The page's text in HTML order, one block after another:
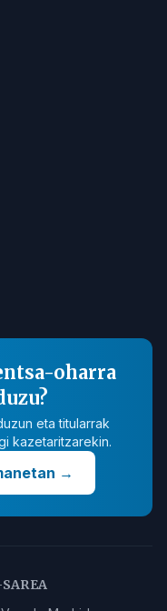
oharra
eta titularrak
kazetaritzarekin.
→